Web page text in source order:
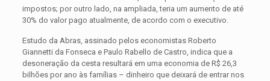
impostos; por outro lado, na ampliada, teria um aumento de até
30% do valor pago atualmente, de acordo com o executivo.
Estudo da Abras, assinado pelos economistas Roberto
Giannetti da Fonseca e Paulo Rabello de Castro, indica que a
desoneração da cesta resultará em uma economia de R$ 26,3
bilhões por ano às famílias – dinheiro que deixará de entrar nos